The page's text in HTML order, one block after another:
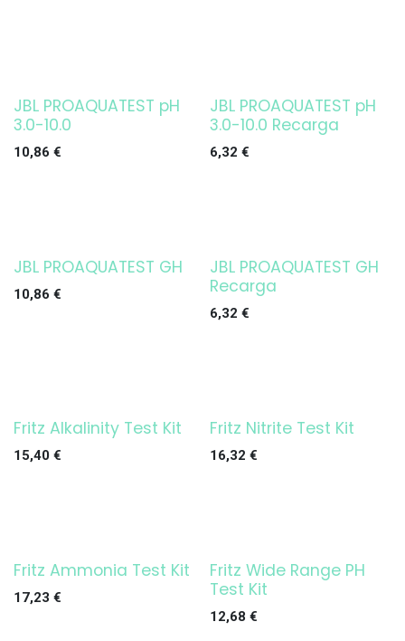
JBL PROAQUATEST pH
3.0-10.0
10,86 €
JBL PROAQUATEST pH
3.0-10.0 Recarga
6,32 €
JBL PROAQUATEST GH
10,86 €
JBL PROAQUATEST GH
Recarga
6,32 €
Fritz Alkalinity Test Kit
15,40 €
Fritz Nitrite Test Kit
16,32 €
Fritz Ammonia Test Kit
17,23 €
Fritz Wide Range PH
Test Kit
12,68 €